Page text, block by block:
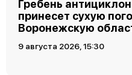
Гребень
принесет сухую
Воронежскую
9 августа 2026, 15:30